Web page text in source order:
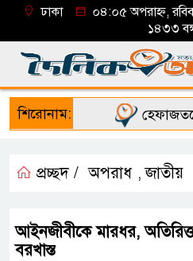
ঢাকা
০৪:০৫ অপরাহ্ন,
১৪৩৩
শিরোনাম: হেফাজতকে
প্রচ্ছদ / অপরাধ ,জাতীয়
আইনজীবীকে মারধর,
বরখাস্ত